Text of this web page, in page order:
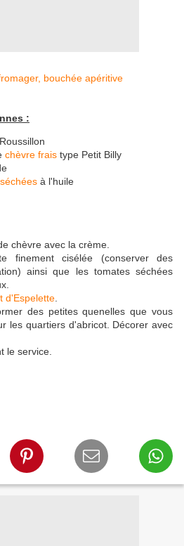
:
chèvre frais type Petit Billy
à l'huile
chèvre avec la crème.
finement cisélée (conserver des
ainsi que les tomates séchées
d'Espelette
des petites quenelles que vous
les quartiers d'abricot. Décorer avec
le service.